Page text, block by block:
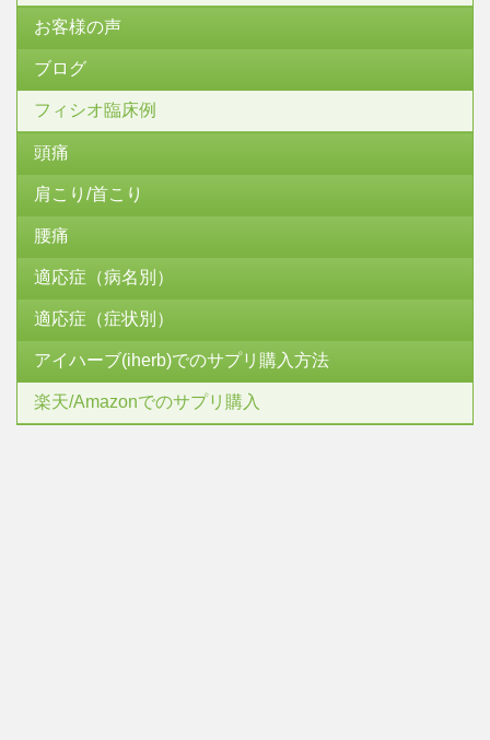
お客様の声
ブログ
フィシオ臨床例
頭痛
肩こり/首こり
腰痛
適応症（病名別）
適応症（症状別）
アイハーブ(iherb)でのサプリ購入方法
楽天/Amazonでのサプリ購入